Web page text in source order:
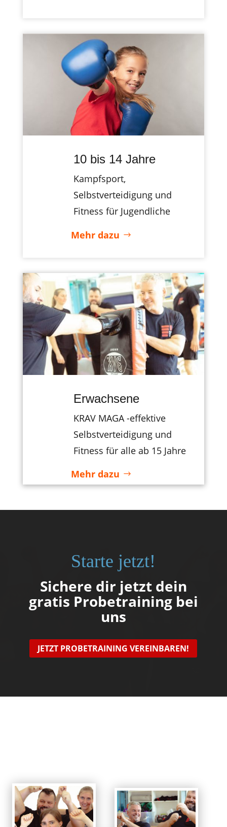
10 bis 14 Jahre
Kampfsport,
Selbstverteidigung und
Fitness für Jugendliche
Mehr dazu
Erwachsene
KRAV MAGA -effektive
Selbstverteidigung und
Fitness für alle ab 15 Jahre
Mehr dazu
Starte jetzt!
Sichere dir jetzt dein
gratis Probetraining bei
uns
JETZT PROBETRAINING VEREINBAREN!